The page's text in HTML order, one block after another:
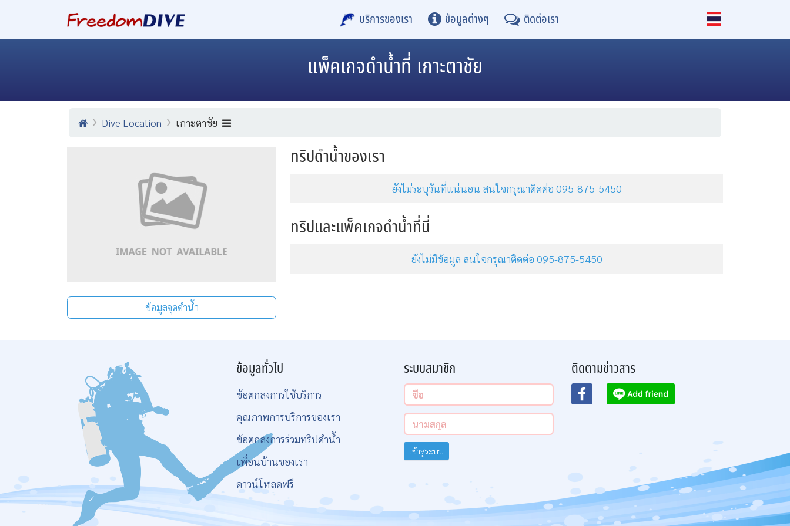
บริการของเรา ข้อมูลต่างๆ ติดต่อเรา
แพ็คเกจดำน้ำที่ เกาะตาชัย
Dive Location เกาะตาชัย
ทริปดำน้ำของเรา
ยังไม่ระบุวันที่แน่นอน สนใจกรุณาติดต่อ 095-875-5450
ทริปและแพ็คเกจดำน้ำที่นี่
ยังไม่มีข้อมูล สนใจกรุณาติดต่อ 095-875-5450
ข้อมูลจุดดำน้ำ
ข้อมูลทั่วไป
ข้อตกลงการใช้บริการ
คุณภาพการบริการของเรา
ข้อตกลงการร่วมทริปดำน้ำ
เพื่อนบ้านของเรา
ดาวน์โหลดฟรี
ระบบสมาชิก
เข้าสู่ระบบ
ติดตามข่าวสาร